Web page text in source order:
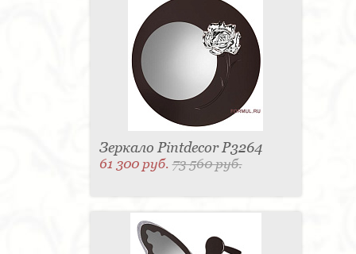
Зеркало Pintdecor P3264
61 300 руб.73 560 руб.